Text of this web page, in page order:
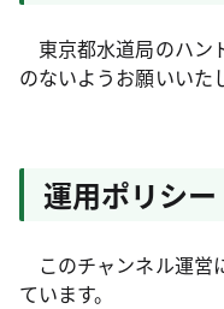
東京都水道局のハン
のないようお願いいた
運用ポリシー
このチャンネル運営
ています。